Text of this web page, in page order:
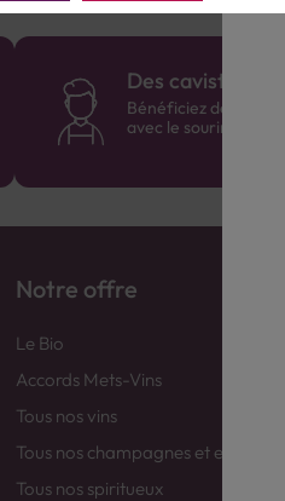
Des cavistes à
Bénéficiez de
avec le sourire :)
Notre offre
Le Bio
Accords Mets-Vins
Tous nos vins
Tous nos champagnes et
Tous nos spiritueux